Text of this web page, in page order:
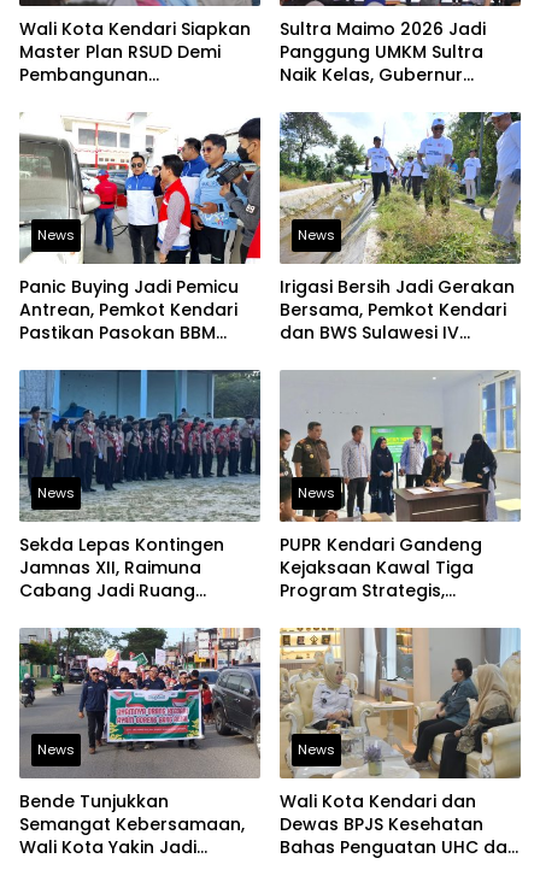
Wali Kota Kendari Siapkan
Master Plan RSUD Demi
Pembangunan
Sultra Maimo 2026 Jadi
Panggung UMKM Sultra
Naik Kelas, Gubernur
Tembus Pasar Ekspor
News
Panic Buying Jadi Pemicu
Antrean, Pemkot Kendari
Pastikan Pasokan BBM
News
Irigasi Bersih Jadi Gerakan
Bersama, Pemkot Kendari
dan BWS Sulawesi IV
Pangan
News
Sekda Lepas Kontingen
Jamnas XII, Raimuna
Cabang Jadi Ruang
dan Berjiwa Pemimpin
News
PUPR Kendari Gandeng
Kejaksaan Kawal Tiga
Program Strategis,
Bangun Infrastruktur
Berintegritas
News
Bende Tunjukkan
Semangat Kebersamaan,
Wali Kota Yakin Jadi
News
Wali Kota Kendari dan
Dewas BPJS Kesehatan
Bahas Penguatan UHC dan